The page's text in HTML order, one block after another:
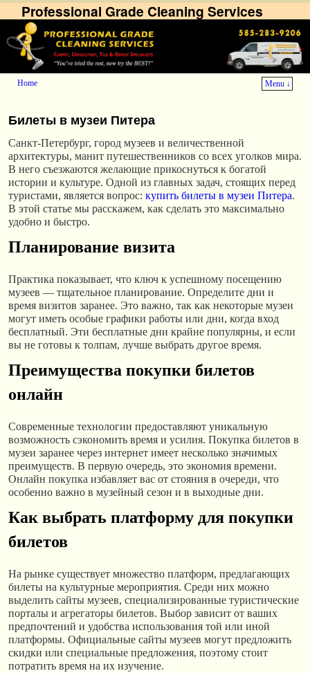
Professional Grade Cleaning Services
Home
Menu ↓
Билеты в музеи Питера
Санкт-Петербург, город музеев и величественной
архитектуры, манит путешественников со всех уголков мира.
В него съезжаются желающие прикоснуться к богатой
истории и культуре. Одной из главных задач, стоящих перед
туристами, является вопрос: купить билеты в музеи Питера.
В этой статье мы расскажем, как сделать это максимально
удобно и быстро.
Планирование визита
Практика показывает, что ключ к успешному посещению
музеев — тщательное планирование. Определите дни и
время визитов заранее. Это важно, так как некоторые музеи
могут иметь особые графики работы или дни, когда вход
бесплатный. Эти бесплатные дни крайне популярны, и если
вы не готовы к толпам, лучше выбрать другое время.
Преимущества покупки билетов
онлайн
Современные технологии предоставляют уникальную
возможность сэкономить время и усилия. Покупка билетов в
музеи заранее через интернет имеет несколько значимых
преимуществ. В первую очередь, это экономия времени.
Онлайн покупка избавляет вас от стояния в очереди, что
особенно важно в музейный сезон и в выходные дни.
Как выбрать платформу для покупки
билетов
На рынке существует множество платформ, предлагающих
билеты на культурные мероприятия. Среди них можно
выделить сайты музеев, специализированные туристические
порталы и агрегаторы билетов. Выбор зависит от ваших
предпочтений и удобства использования той или иной
платформы. Официальные сайты музеев могут предложить
скидки или специальные предложения, поэтому стоит
потратить время на их изучение.